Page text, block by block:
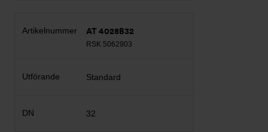
AT 4028B32
RSK 5062903
Standard
32